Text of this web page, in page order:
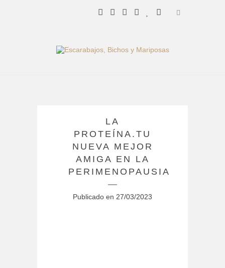
LA
PROTEÍNA.TU
NUEVA MEJOR
AMIGA EN LA
PERIMENOPAUSIA
Publicado en 27/03/2023